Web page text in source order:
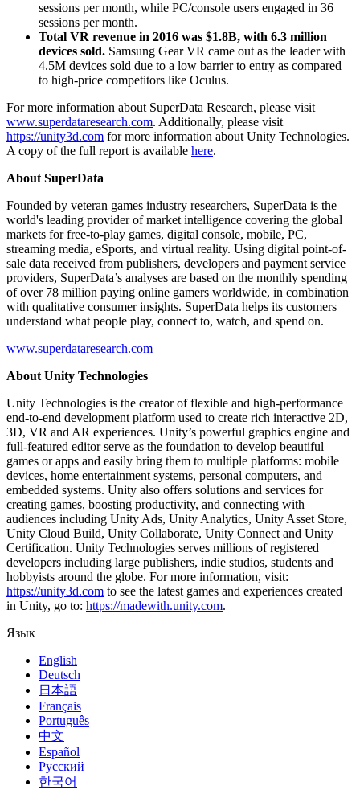
sessions per month, while PC/console users engaged in 36
sessions per month.
Total VR revenue in 2016 was $1.8B, with 6.3 million
devices sold. Samsung Gear VR came out as the leader with
4.5M devices sold due to a low barrier to entry as compared
to high-price competitors like Oculus.
For more information about SuperData Research, please visit
www.superdataresearch.com. Additionally, please visit
https://unity3d.com for more information about Unity Technologies.
A copy of the full report is available here.
About SuperData
Founded by veteran games industry researchers, SuperData is the
world's leading provider of market intelligence covering the global
markets for free-to-play games, digital console, mobile, PC,
streaming media, eSports, and virtual reality. Using digital point-of-
sale data received from publishers, developers and payment service
providers, SuperData’s analyses are based on the monthly spending
of over 78 million paying online gamers worldwide, in combination
with qualitative consumer insights. SuperData helps its customers
understand what people play, connect to, watch, and spend on.
www.superdataresearch.com
About Unity Technologies
Unity Technologies is the creator of flexible and high-performance
end-to-end development platform used to create rich interactive 2D,
3D, VR and AR experiences. Unity’s powerful graphics engine and
full-featured editor serve as the foundation to develop beautiful
games or apps and easily bring them to multiple platforms: mobile
devices, home entertainment systems, personal computers, and
embedded systems. Unity also offers solutions and services for
creating games, boosting productivity, and connecting with
audiences including Unity Ads, Unity Analytics, Unity Asset Store,
Unity Cloud Build, Unity Collaborate, Unity Connect and Unity
Certification. Unity Technologies serves millions of registered
developers including large publishers, indie studios, students and
hobbyists around the globe. For more information, visit:
https://unity3d.com to see the latest games and experiences created
in Unity, go to: https://madewith.unity.com.
Язык
English
Deutsch
日本語
Français
Português
中文
Español
Русский
한국어